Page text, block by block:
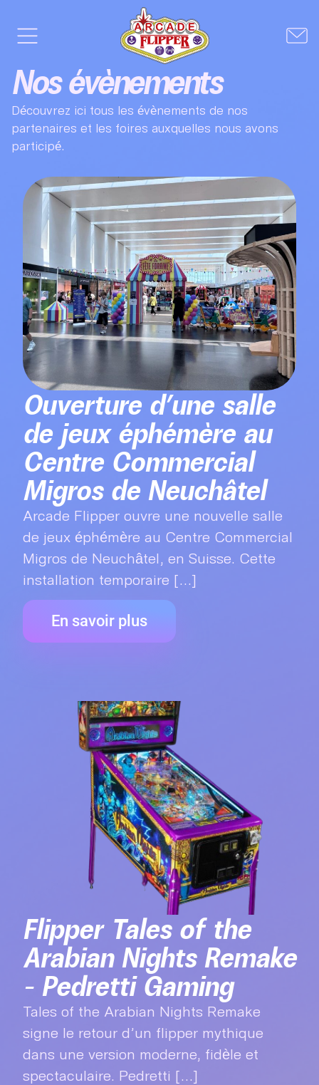
Nos évènements
Découvrez ici tous les évènements de nos
partenaires et les foires auxquelles nous avons
participé.
Ouverture d’une salle
de jeux éphémère au
Centre Commercial
Migros de Neuchâtel
Arcade Flipper ouvre une nouvelle salle
de jeux éphémère au Centre Commercial
Migros de Neuchâtel, en Suisse. Cette
installation temporaire [...]
En savoir plus
Flipper Tales of the
Arabian Nights Remake
– Pedretti Gaming
Tales of the Arabian Nights Remake
signe le retour d’un flipper mythique
dans une version moderne, fidèle et
spectaculaire. Pedretti [...]